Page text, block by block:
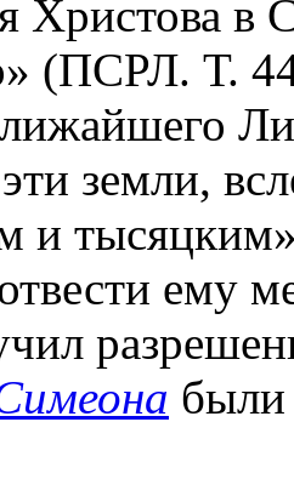
Христова в
(ПСРЛ. Т.
земли,
и
ему
были